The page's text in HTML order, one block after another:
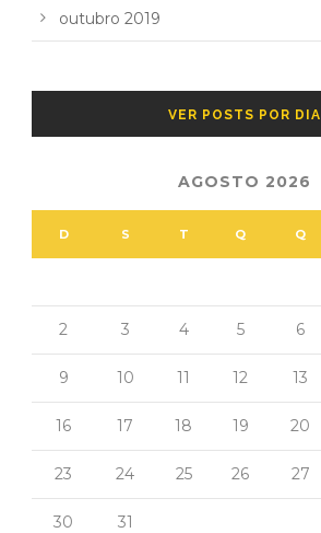
outubro 2019
VER POSTS POR DIA
AGOSTO 2026
D S T Q Q
2 3 4 5 6
9 10 11 12 13
16 17 18 19 20
23 24 25 26 27
30 31